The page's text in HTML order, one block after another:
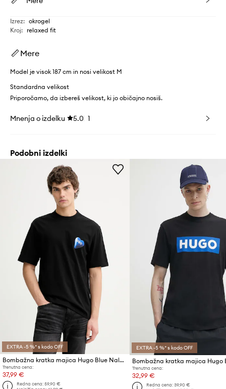
Izrez: okrogel
Kroj: relaxed fit
Mere
Model je visok 187 cm in nosi velikost M
Standardna velikost
Priporočamo, da izbereš velikost, ki jo običajno nosiš.
Mnenja o izdelku 5.0 1
Podobni izdelki
EXTRA -5 %* s kodo OFF
Bombažna kratka majica Hugo Blue Nalentinio
Trenutna cena:
37,99 €
Redna cena:59,90 €
EXTRA -5 %* s kodo OFF
Bombažna kratka majica Hugo
Trenutna cena:
32,99 €
Redna cena:39,90 €